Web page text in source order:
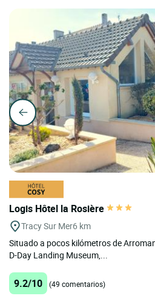
Logis Hôtel la Rosière
Tracy Sur Mer6 km
Situado a pocos kilómetros de
D-Day Landing Museum,...
9.2/10 (49 comentarios)